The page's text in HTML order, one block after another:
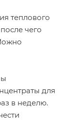
теплового
чего
для
в неделю.